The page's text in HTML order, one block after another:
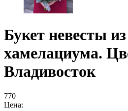
Букет невесты
хамелациума.
Владивосток
770
Цена: